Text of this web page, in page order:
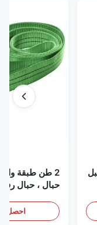
2 طن طبقة واحدة
حبال ، حبال رفع لا
احصل على